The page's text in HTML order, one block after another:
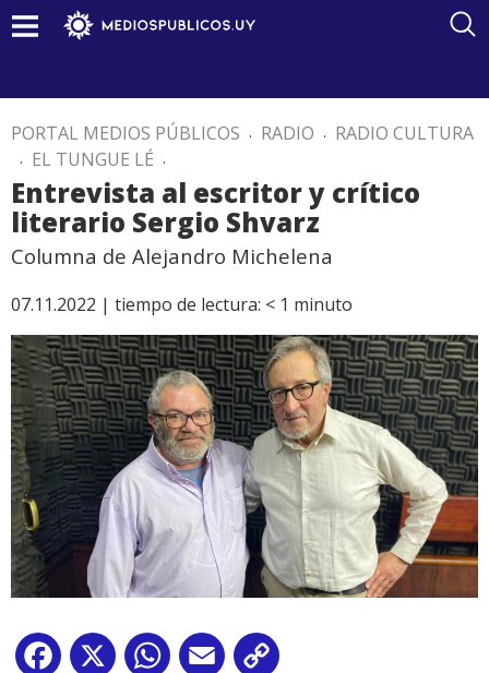
PORTAL MEDIOS PÚBLICOS . RADIO . RADIO CULTURA
. EL TUNGUE LÉ .
Entrevista al escritor y crítico
literario Sergio Shvarz
Columna de Alejandro Michelena
07.11.2022 | tiempo de lectura: < 1 minuto
Facebook
X WhatsApp
Email